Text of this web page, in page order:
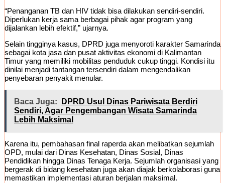
“Penanganan TB dan HIV tidak bisa dilakukan sendiri-sendiri.
Diperlukan kerja sama berbagai pihak agar program yang
dijalankan lebih efektif,” ujarnya.
Selain tingginya kasus, DPRD juga menyoroti karakter Samarinda
sebagai kota jasa dan pusat aktivitas ekonomi di Kalimantan
Timur yang memiliki mobilitas penduduk cukup tinggi. Kondisi itu
dinilai menjadi tantangan tersendiri dalam mengendalikan
penyebaran penyakit menular.
Baca Juga:
DPRD Usul Dinas Pariwisata Berdiri
Sendiri, Agar Pengembangan Wisata Samarinda
Lebih Maksimal
Karena itu, pembahasan final raperda akan melibatkan sejumlah
OPD, mulai dari Dinas Kesehatan, Dinas Sosial, Dinas
Pendidikan hingga Dinas Tenaga Kerja. Sejumlah organisasi yang
bergerak di bidang kesehatan juga akan diajak berkolaborasi guna
memastikan implementasi aturan berjalan maksimal.